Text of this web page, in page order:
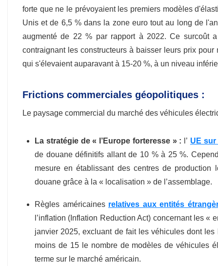
forte que ne le prévoyaient les premiers modèles
Unis et de 6,5 % dans la zone euro tout au long de
augmenté de 22 % par rapport à 2022. Ce surcoût
contraignant les constructeurs à baisser leurs prix
qui s'élevaient auparavant à 15-20 %, à un niveau
Frictions commerciales géopolitiques :
Le paysage commercial du marché des véhicules
La stratégie de « l’Europe forteresse » : l’ UE
de douane définitifs allant de 10 % à 25 %.
mesure en établissant des centres de production
douane grâce à la « localisation » de l’assemblage.
Règles américaines relatives aux entités
l’inflation (Inflation Reduction Act) concernant les
janvier 2025, excluant de fait les véhicules dont
moins de 15 le nombre de modèles de véhicules
terme sur le marché américain.